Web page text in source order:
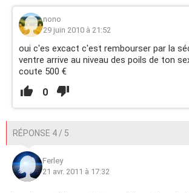
nono
29 juin 2010 à 21:52
oui c'es excact c'est rembourser par la
ventre arrive au niveau des poils de ton
coute 500 €
0
RÉPONSE 4 / 5
Ferley
21 avr. 2011 à 17:32